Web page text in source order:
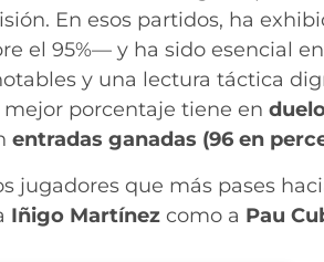
En esos partidos, ha
el 95%— y ha sido esencial
y una lectura táctica
porcentaje tiene en
entradas ganadas (96 en
jugadores que más pases
Iñigo Martínezcomo a Pau